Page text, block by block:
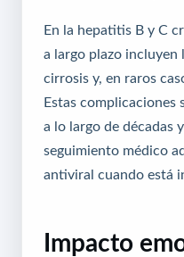
En la hepatitis B y C
a largo plazo incluyen
cirrosis y, en raros
Estas complicaciones
a lo largo de décadas
seguimiento médico
antiviral cuando está
Impacto